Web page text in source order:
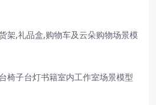
架,礼品盒,购物车及云朵购物场景模
椅子台灯书籍室内工作室场景模型